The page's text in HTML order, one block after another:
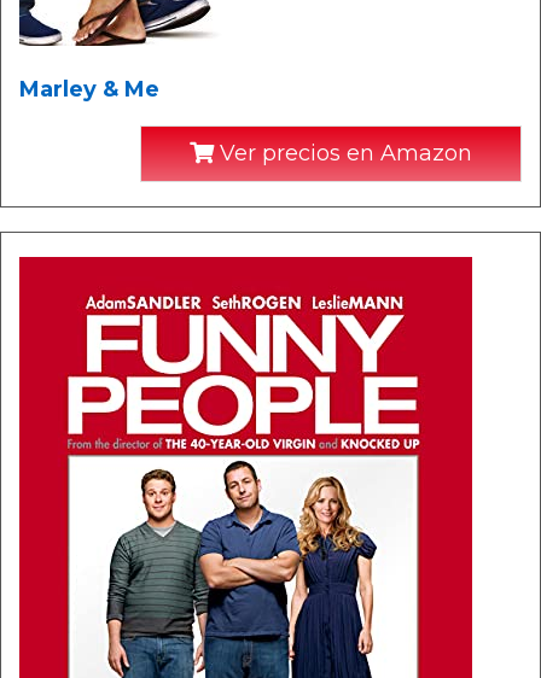
Marley & Me
Ver precios en Amazon